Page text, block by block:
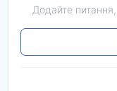
Додайте